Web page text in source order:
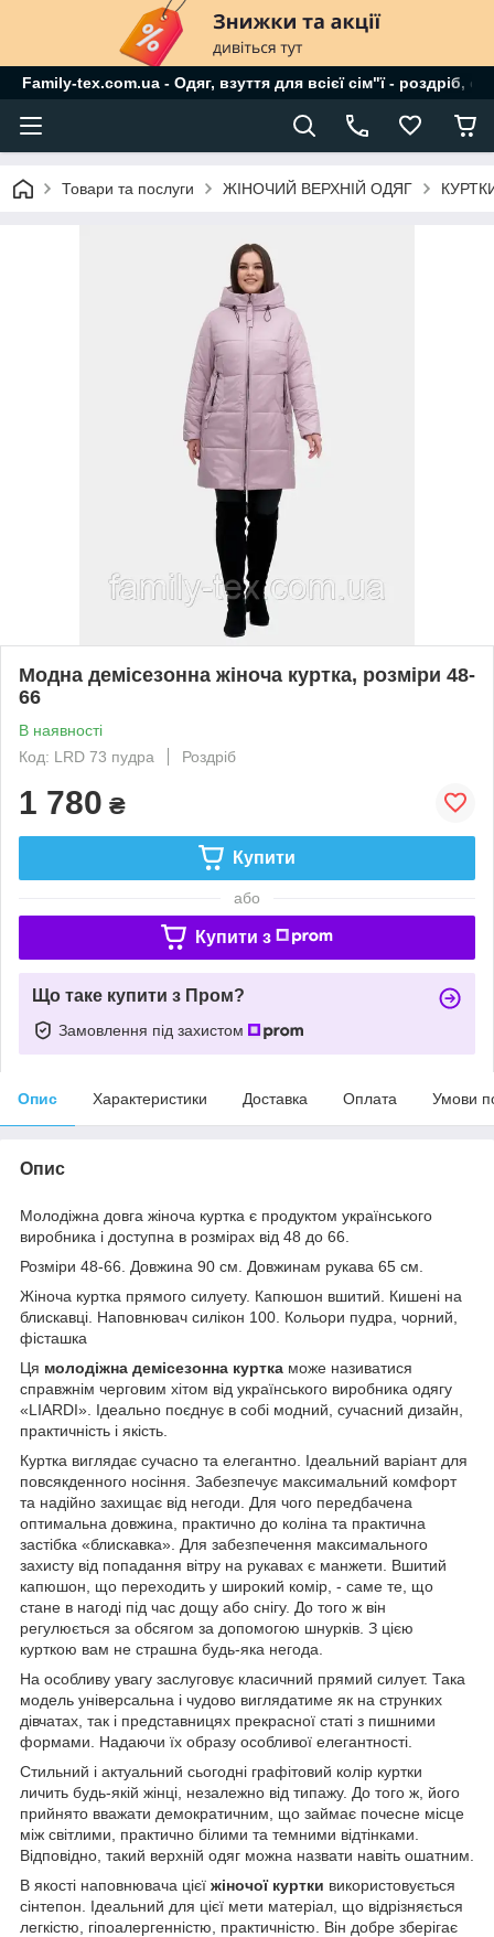
Family-tex.com.ua - Одяг, взуття для всієї сім"ї - роздріб,
Товари та послуги ЖІНОЧИЙ ВЕРХНІЙ ОДЯГ
Модна демісезонна жіноча куртка, розміри 48-
66
В наявності
Код: LRD 73 пудра
Роздріб
1 780 ₴
Купити
або
Купити з
Що таке купити з Пром?
Замовлення під захистом
Опис Характеристики Доставка Оплата Умови
Опис
Молодіжна довга жіноча куртка є продуктом українського
виробника і доступна в розмірах від 48 до 66.
Розміри 48-66. Довжина 90 см. Довжинам рукава 65 см.
Жіноча куртка прямого силуету. Капюшон вшитий. Кишені на
блискавці. Наповнювач силікон 100. Кольори пудра, чорний,
фісташка
Ця молодіжна демісезонна куртка може називатися
справжнім черговим хітом від українського виробника одягу
«LIARDI». Ідеально поєднує в собі модний, сучасний дизайн,
практичність і якість.
Куртка виглядає сучасно та елегантно. Ідеальний варіант для
повсякденного носіння. Забезпечує максимальний комфорт
та надійно захищає від негоди. Для чого передбачена
оптимальна довжина, практично до коліна та практична
застібка «блискавка». Для забезпечення максимального
захисту від попадання вітру на рукавах є манжети. Вшитий
капюшон, що переходить у широкий комір, - саме те, що
стане в нагоді під час дощу або снігу. До того ж він
регулюється за обсягом за допомогою шнурків. З цією
курткою вам не страшна будь-яка негода.
На особливу увагу заслуговує класичний прямий силует. Така
модель універсальна і чудово виглядатиме як на струнких
дівчатах, так і представницях прекрасної статі з пишними
формами. Надаючи їх образу особливої елегантності.
Стильний і актуальний сьогодні графітовий колір куртки
личить будь-якій жінці, незалежно від типажу. До того ж, його
прийнято вважати демократичним, що займає почесне місце
між світлими, практично білими та темними відтінками.
Відповідно, такий верхній одяг можна назвати навіть ошатним.
В якості наповнювача цієї жіночої куртки використовується
сінтепон. Ідеальний для цієї мети матеріал, що відрізняється
легкістю, гіпоалергенністю, практичністю. Він добре зберігає